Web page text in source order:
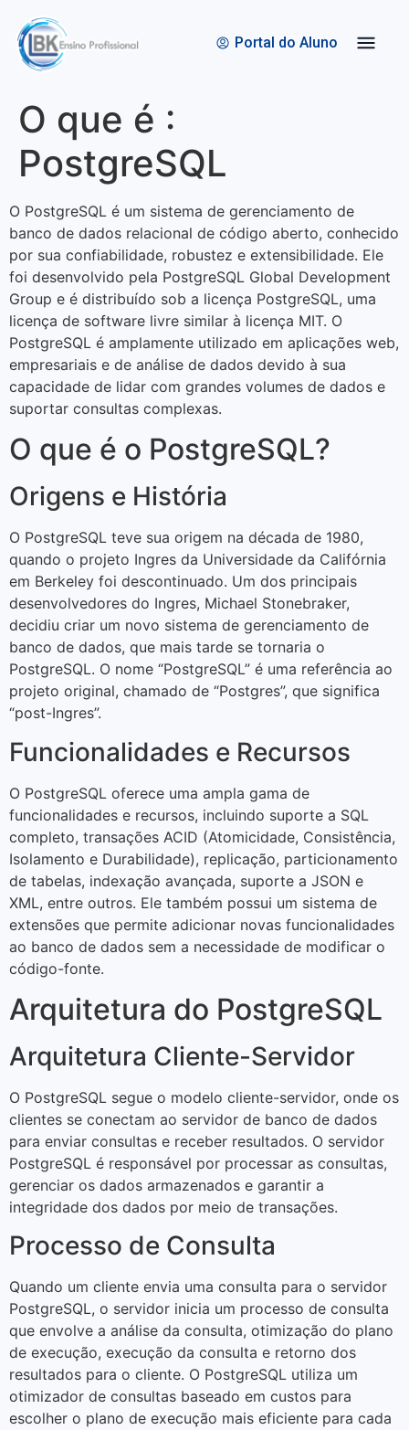
Portal do Aluno
O que é :
PostgreSQL
O PostgreSQL é um sistema de gerenciamento de
banco de dados relacional de código aberto, conhecido
por sua confiabilidade, robustez e extensibilidade. Ele
foi desenvolvido pela PostgreSQL Global Development
Group e é distribuído sob a licença PostgreSQL, uma
licença de software livre similar à licença MIT. O
PostgreSQL é amplamente utilizado em aplicações web,
empresariais e de análise de dados devido à sua
capacidade de lidar com grandes volumes de dados e
suportar consultas complexas.
O que é o PostgreSQL?
Origens e História
O PostgreSQL teve sua origem na década de 1980,
quando o projeto Ingres da Universidade da Califórnia
em Berkeley foi descontinuado. Um dos principais
desenvolvedores do Ingres, Michael Stonebraker,
decidiu criar um novo sistema de gerenciamento de
banco de dados, que mais tarde se tornaria o
PostgreSQL. O nome “PostgreSQL” é uma referência ao
projeto original, chamado de “Postgres”, que significa
“post-Ingres”.
Funcionalidades e Recursos
O PostgreSQL oferece uma ampla gama de
funcionalidades e recursos, incluindo suporte a SQL
completo, transações ACID (Atomicidade, Consistência,
Isolamento e Durabilidade), replicação, particionamento
de tabelas, indexação avançada, suporte a JSON e
XML, entre outros. Ele também possui um sistema de
extensões que permite adicionar novas funcionalidades
ao banco de dados sem a necessidade de modificar o
código-fonte.
Arquitetura do PostgreSQL
Arquitetura Cliente-Servidor
O PostgreSQL segue o modelo cliente-servidor, onde os
clientes se conectam ao servidor de banco de dados
para enviar consultas e receber resultados. O servidor
PostgreSQL é responsável por processar as consultas,
gerenciar os dados armazenados e garantir a
integridade dos dados por meio de transações.
Processo de Consulta
Quando um cliente envia uma consulta para o servidor
PostgreSQL, o servidor inicia um processo de consulta
que envolve a análise da consulta, otimização do plano
de execução, execução da consulta e retorno dos
resultados para o cliente. O PostgreSQL utiliza um
otimizador de consultas baseado em custos para
escolher o plano de execução mais eficiente para cada